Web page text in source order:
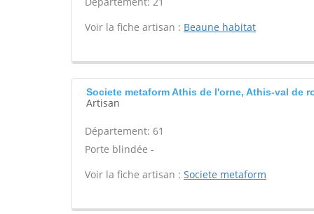
Voir la fiche artisan : Beaune habitat
Societe metaform Athis de l'orne, Athis-val de
Artisan
Département: 61
Porte blindée -
Voir la fiche artisan : Societe metaform